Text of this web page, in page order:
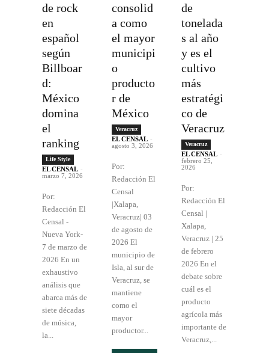
de rock
en
español
según
Billboar
d:
México
domina
el
ranking
Life Style
EL CENSAL -
marzo 7, 2026
Por:
Redacción El
Censal -
Nueva York-
7 de marzo de
2026 En un
exhaustivo
análisis que
abarca más de
siete décadas
de música,
la...
consolid
a como
el mayor
municipi
o
producto
r de
México
Veracruz
EL CENSAL -
agosto 3, 2026
Por:
Redacción El
Censal
|Xalapa,
Veracruz| 03
de agosto de
2026 El
municipio de
Isla, al sur de
Veracruz, se
mantiene
como el
mayor
productor...
de
tonelada
s al año
y es el
cultivo
más
estratégi
co de
Veracruz
Veracruz
EL CENSAL -
febrero 25,
2026
Por:
Redacción El
Censal |
Xalapa,
Veracruz | 25
de febrero
2026 En el
debate sobre
cuál es el
producto
agrícola más
importante de
Veracruz,...